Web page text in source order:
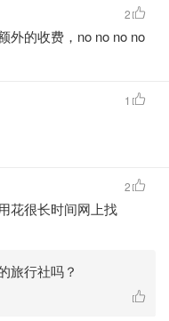
机票，机票明显贵了
外的收费，no no no no
2
1
花很长时间网上找
2
旅行社吗？